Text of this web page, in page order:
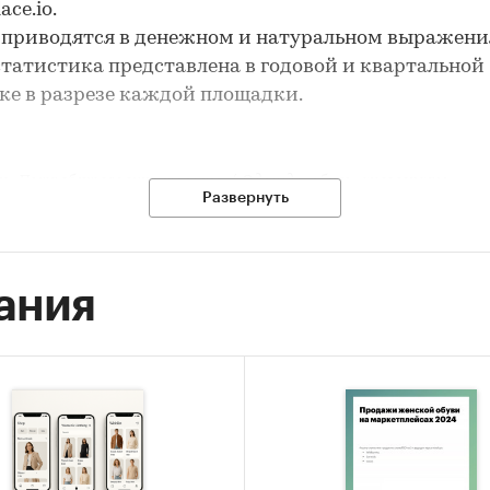
в денежном и натуральном
представлена в годовой и квартальной
в разрезе каждой площадки.
Потребительские товары / Одежда, обувь, аксессуары
Обувь / Мужская обувь
торговля
Развернуть